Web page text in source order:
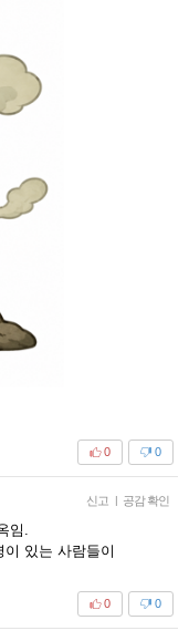
0
0
신고 | 공감 확인
임.
있는 사람들이
0
0